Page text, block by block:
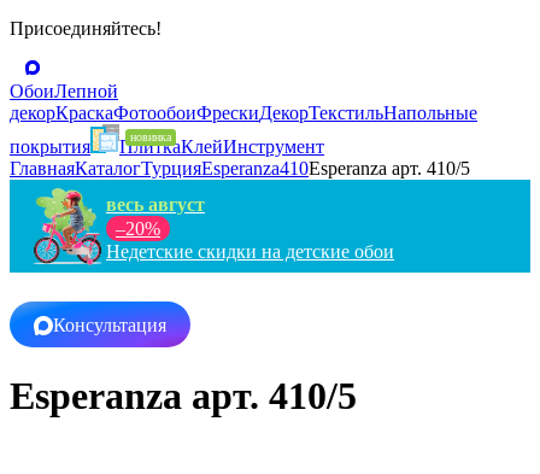
Присоединяйтесь!
ОбоиЛепной
декорКраскаФотообоиФрескиДекорТекстильНапольные
покрытия
ПлиткаКлейИнструмент
ГлавнаяКаталогТурцияEsperanza410Esperanza арт. 410/5
весь август
–20%
Недетские скидки на детские обои
Консультация
Esperanza арт. 410/5